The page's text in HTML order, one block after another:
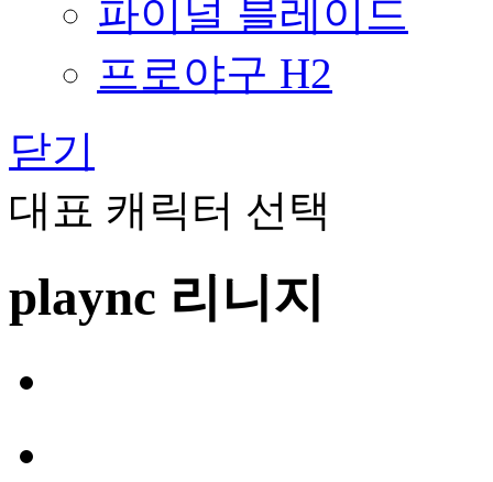
파이널 블레이드
프로야구 H2
닫기
대표 캐릭터 선택
plaync 리니지